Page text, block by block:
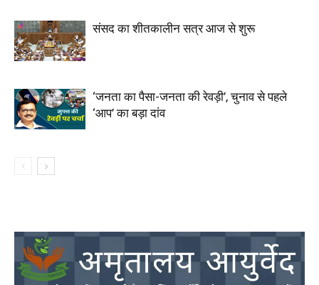
संसद का शीतकालीन सत्र आज से शुरू
‘जनता का पैसा-जनता की रेवड़ी’, चुनाव से पहले
‘आप’ का बड़ा दांव